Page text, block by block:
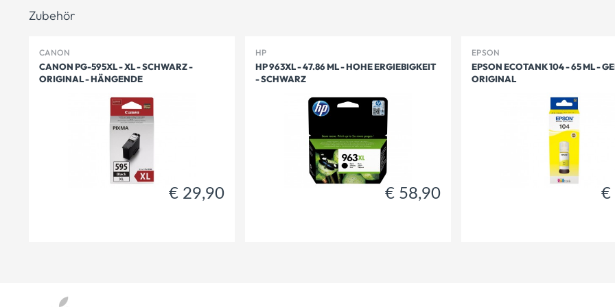
Zubehör
CANON
CANON PG-595XL - XL - SCHWARZ -
ORIGINAL - HÄNGENDE
€ 29,90
HP
HP 963XL - 47.86 ML - HOHE ERGIEBIGKEIT
- SCHWARZ
€ 58,90
EPSON
EPSON ECOTANK 104 - 65 ML -
ORIGINAL
€